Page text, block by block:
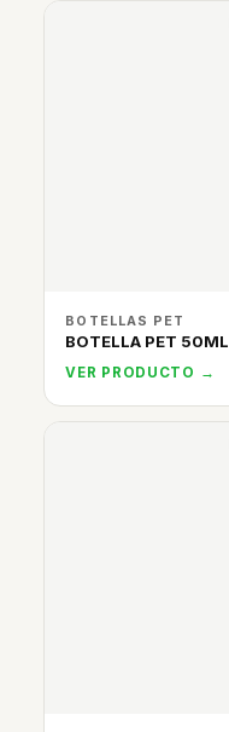
BOTELLAS PET
BOTELLA PET 50ML
VER PRODUCTO →